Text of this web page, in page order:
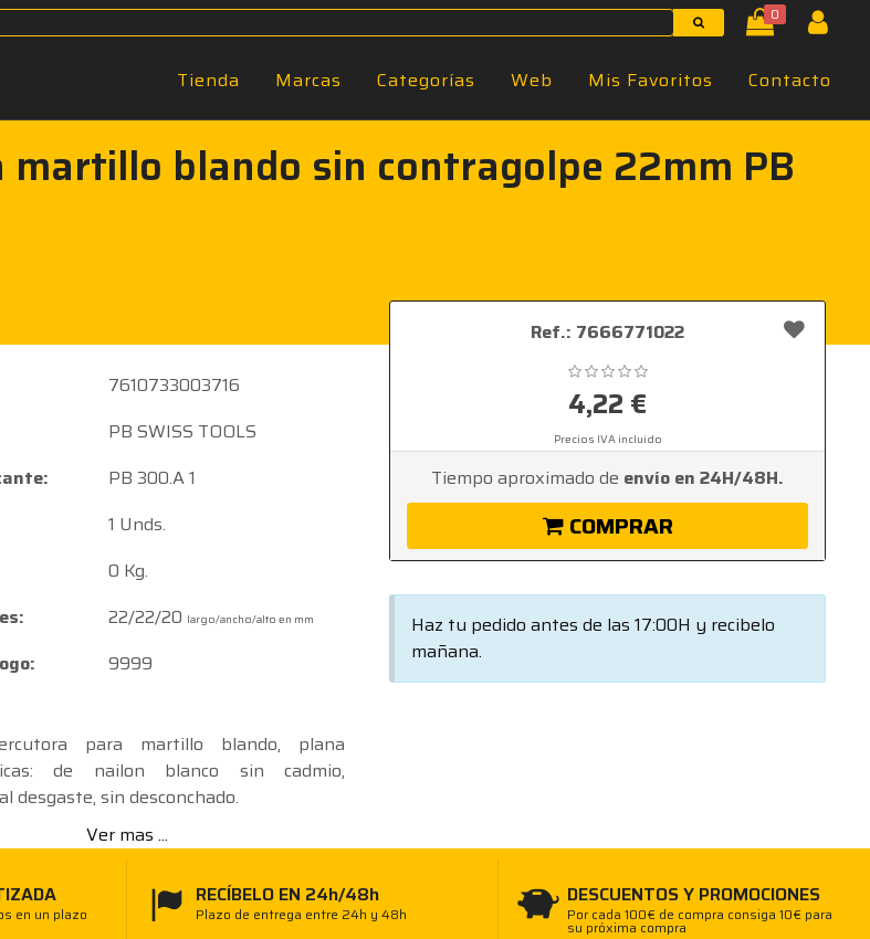
0
Tienda Marcas Categorías Web Mis Favoritos Contacto
martillo blando sin contragolpe 22mm PB
7610733003716
PB SWISS TOOLS
PB 300.A 1
1 Unds.
0 Kg.
22/22/20 largo/ancho/alto en mm
9999
para martillo blando, plana
de nailon blanco sin cadmio,
desgaste, sin desconchado.
Ver mas ...
Ref.: 7666771022
4,22 €
Precios IVA incluido
Tiempo aproximado de envío en 24H/48H.
COMPRAR
Haz tu pedido antes de las 17:00H y recibelo
mañana.
en un plazo
RECÍBELO EN 24h/48h
Plazo de entrega entre 24h y 48h
DESCUENTOS Y PROMOCIONES
Por cada 100€ de compra consiga 10€ para
su próxima compra